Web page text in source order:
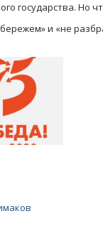
государства. Но
и «не
Масленичный